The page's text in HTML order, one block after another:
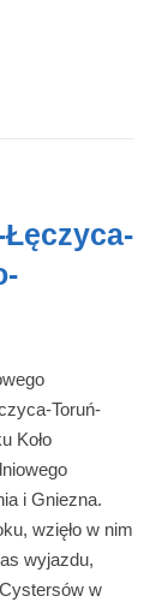
Toruń-
Koło
i Gniezna.
wzięło w nim
wyjazdu,
w